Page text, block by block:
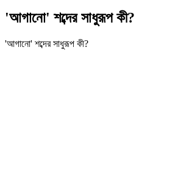
'আগানো' শব্দের সাধুরূপ কী?
'আগানো' শব্দের সাধুরূপ কী?